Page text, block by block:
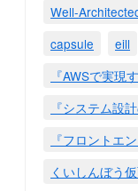
Well-
capsule
eill
『AWSで実現
『システム設
『フロントエ
くいしんぼう